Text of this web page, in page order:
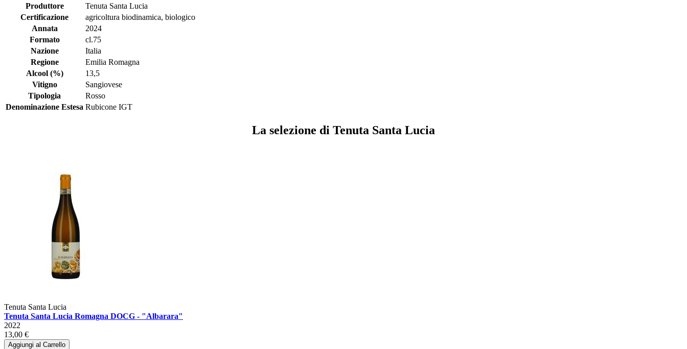
Produttore
Tenuta Santa Lucia
Certificazione
agricoltura biodinamica, biologico
Annata
2024
Formato
cl.75
Nazione
Italia
Regione
Emilia Romagna
Alcool (%)
13,5
Vitigno
Sangiovese
Tipologia
Rosso
Denominazione Estesa Rubicone IGT
La selezione di Tenuta Santa Lucia
Tenuta Santa Lucia
Tenuta Santa Lucia Romagna DOCG - "Albarara"
2022
13,00 €
Aggiungi al Carrello